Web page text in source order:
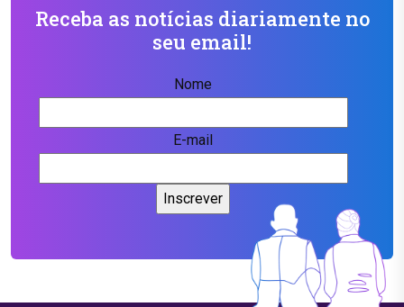
Receba as notícias diariamente no
seu email!
Nome
E-mail